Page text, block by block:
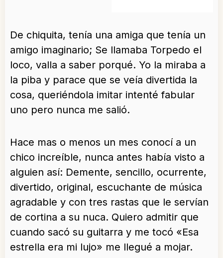
De chiquita, tenía una amiga que tenía un
amigo imaginario; Se llamaba Torpedo el
loco, valla a saber porqué. Yo la miraba a
la piba y parace que se veía divertida la
cosa, queriéndola imitar intenté fabular
uno pero nunca me salió.
Hace mas o menos un mes conocí a un
chico increíble, nunca antes había visto a
alguien así: Demente, sencillo, ocurrente,
divertido, original, escuchante de música
agradable y con tres rastas que le servían
de cortina a su nuca. Quiero admitir que
cuando sacó su guitarra y me tocó «Esa
estrella era mi lujo» me llegué a mojar.